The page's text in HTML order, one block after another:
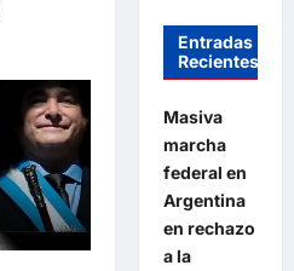
Entradas
Recientes
Masiva
marcha
federal en
Argentina
en rechazo
a la